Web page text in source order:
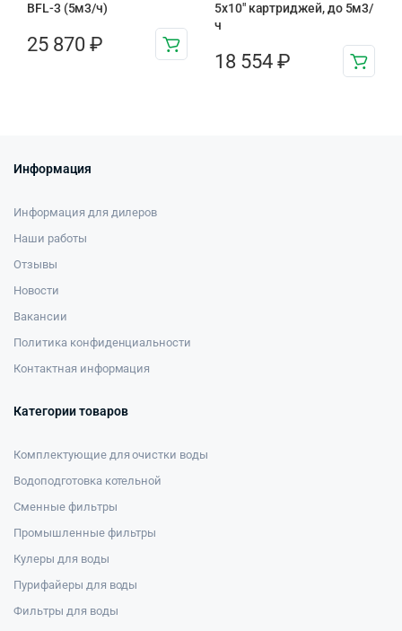
BFL-3 (5м3/ч)
25 870 ₽
5х10″ картриджей, до 5м3/
ч
18 554 ₽
Информация
Информация для дилеров
Наши работы
Отзывы
Новости
Вакансии
Политика конфиденциальности
Контактная информация
Категории товаров
Комплектующие для очистки воды
Водоподготовка котельной
Сменные фильтры
Промышленные фильтры
Кулеры для воды
Пурифайеры для воды
Фильтры для воды